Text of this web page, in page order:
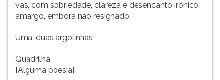
vãs, com sobriedade, clareza e desencanto irônico,
amargo, embora não resignado.
Uma, duas argolinhas
Quadrilha
[Alguma poesia]